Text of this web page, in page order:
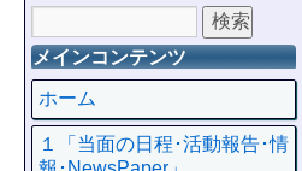
メインコンテンツ
ホーム
１「当面の日程･活動報告･情